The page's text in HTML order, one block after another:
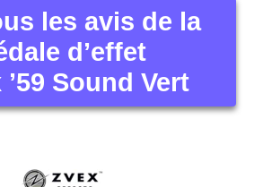
les avis de la
d’effet
’59 Sound Vert